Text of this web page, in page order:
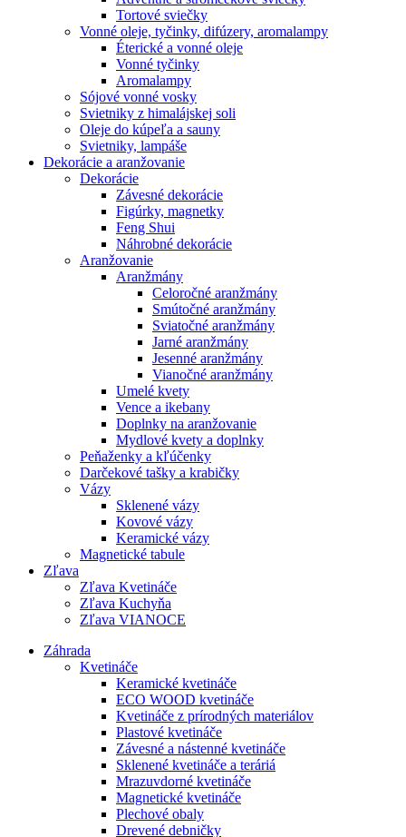
Tortové sviečky
Vonné oleje, tyčinky, difúzery, aromalampy
Éterické a vonné oleje
Vonné tyčinky
Aromalampy
Sójové vonné vosky
Svietniky z himalájskej soli
Oleje do kúpeľa a sauny
Svietniky, lampáše
Dekorácie a aranžovanie
Dekorácie
Závesné dekorácie
Figúrky, magnetky
Feng Shui
Náhrobné dekorácie
Aranžovanie
Aranžmány
Celoročné aranžmány
Smútočné aranžmány
Sviatočné aranžmány
Jarné aranžmány
Jesenné aranžmány
Vianočné aranžmány
Umelé kvety
Vence a ikebany
Doplnky na aranžovanie
Mydlové kvety a doplnky
Peňaženky a kľúčenky
Darčekové tašky a krabičky
Vázy
Sklenené vázy
Kovové vázy
Keramické vázy
Magnetické tabule
Zľava
Zľava Kvetináče
Zľava Kuchyňa
Zľava VIANOCE
Záhrada
Kvetináče
Keramické kvetináče
ECO WOOD kvetináče
Kvetináče z prírodných materiálov
Plastové kvetináče
Závesné a nástenné kvetináče
Sklenené kvetináče a teráriá
Mrazuvdorné kvetináče
Magnetické kvetináče
Plechové obaly
Drevené debničky